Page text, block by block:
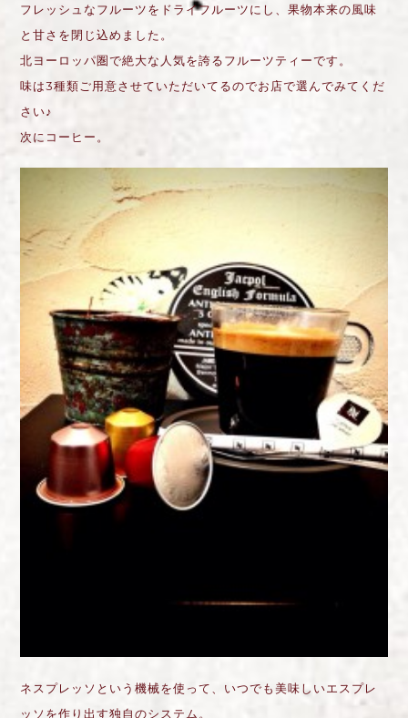
フレッシュなフルーツをドライフルーツにし、果物本来の風味
と甘さを閉じ込めました。
北ヨーロッパ圏で絶大な人気を誇るフルーツティーです。
味は3種類ご用意させていただいてるのでお店で選んでみてくだ
さい♪
次にコーヒー。
ネスプレッソという機械を使って、いつでも美味しいエスプレ
ッソを作り出す独自のシステム。